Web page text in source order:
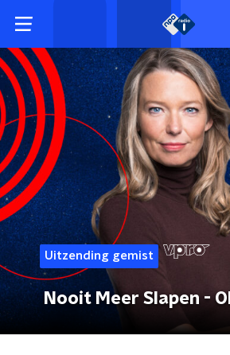
Uitzending gemist
Nooit Meer Slapen -